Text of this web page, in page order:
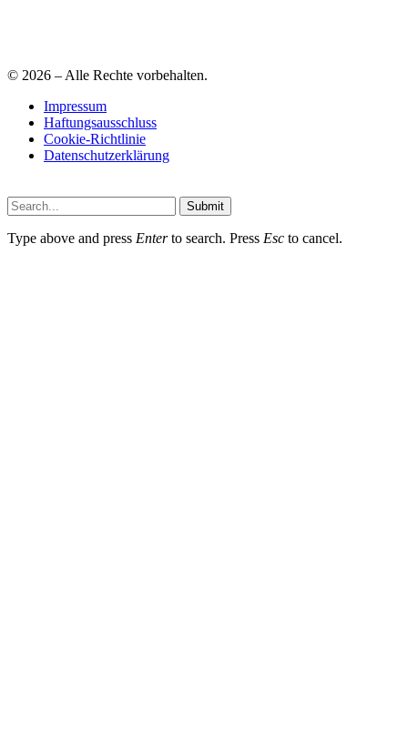
© 2026 – Alle Rechte vorbehalten.
Impressum
Haftungsausschluss
Cookie-Richtlinie
Datenschutzerklärung
Submit
Type above and press Enterto search. Press Esc to cancel.